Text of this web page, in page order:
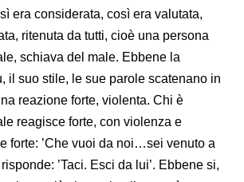
era considerata, così era valutata,
ritenuta da tutti, cioè una persona
schiava del male. Ebbene la
il suo stile, le sue parole scatenano in
reazione forte, violenta. Chi è
reagisce forte, con violenza e
forte: ’Che vuoi da noi…sei venuto a
’Taci. Esci da lui’. Ebbene si,